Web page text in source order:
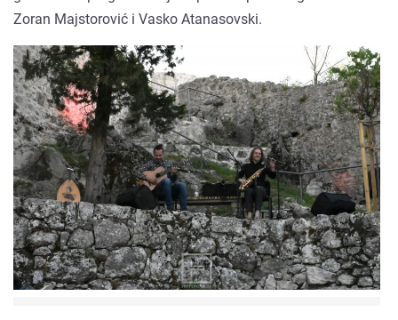
Zoran Majstorović i Vasko Atanasovski.